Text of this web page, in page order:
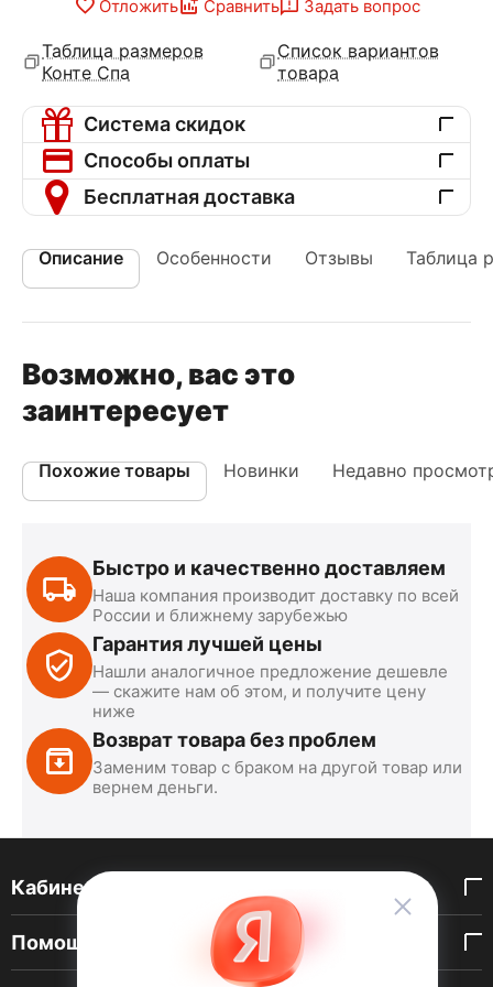
Отложить Сравнить Задать вопрос
Таблица размеров
Конте Спа
Список вариантов
товара
Система скидок
Способы оплаты
Бесплатная доставка
Описание Особенности Отзывы Таблица
Возможно, вас это
заинтересует
Похожие товары Новинки Недавно
Быстро и качественно доставляем
Наша компания производит доставку по всей
России и ближнему зарубежью
Гарантия лучшей цены
Нашли аналогичное предложение дешевле
— скажите нам об этом, и получите цену
ниже
Возврат товара без проблем
Заменим товар с браком на другой товар или
вернем деньги.
Кабинет покупателя
Помощь покупателю